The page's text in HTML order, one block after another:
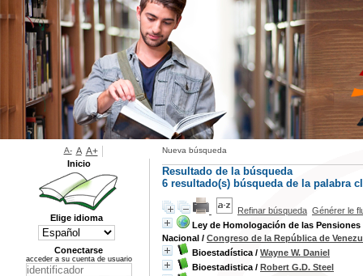
Nueva búsqueda
Resultado de la búsqueda
6 resultado(s) búsqueda de la palabra
Refinar búsqueda Générer le
Ley de Homologación de las
Nacional / Congreso de la República de
Bioestadística / Wayne W. Daniel
Bioestadistica / Robert G.D. Steel
A- A A+
Inicio
Elige idioma
Conectarse
acceder a su cuenta de usuario